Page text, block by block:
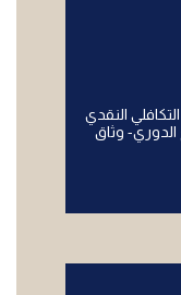
النقدي